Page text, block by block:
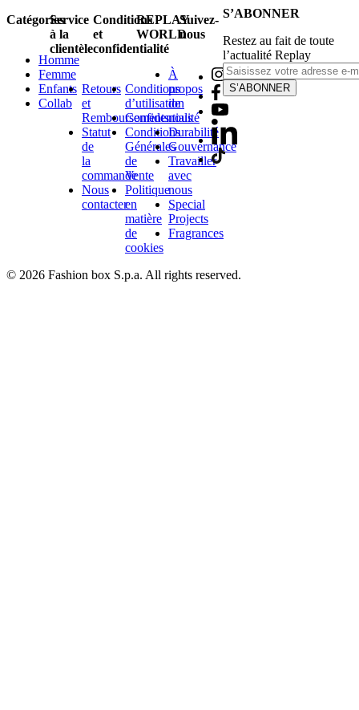
Catégories
Homme
Femme
Enfants
Collab
Service
à la
clientèle
Retours
et
Remboursements
Statut
de
la
commande
Nous
contacter
Conditions
et
confidentialité
Conditions
d’utilisation
Confidentialité
Conditions
Générales
de
Vente
Politique
en
matière
de
cookies
REPLAY
WORLD
À
propos
de
nous
Durabilité
Gouvernance
Travailler
avec
nous
Special
Projects
Fragrances
Suivez-
nous
S’ABONNER
Restez au fait de toute
l’actualité Replay
S’ABONNER
© 2026 Fashion box S.p.a. All rights reserved.